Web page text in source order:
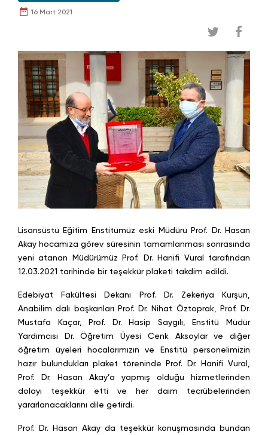
16 Mart 2021
Lisansüstü Eğitim Enstitümüz eski Müdürü Prof. Dr. Hasan
Akay hocamıza görev süresinin tamamlanması sonrasında
yeni atanan Müdürümüz Prof. Dr. Hanifi Vural tarafından
12.03.2021 tarihinde bir teşekkür plaketi takdim edildi.
Edebiyat Fakültesi Dekanı Prof. Dr. Zekeriya Kurşun,
Anabilim dalı başkanları Prof. Dr. Nihat Öztoprak, Prof. Dr.
Mustafa Kaçar, Prof. Dr. Hasip Saygılı, Enstitü Müdür
Yardımcısı Dr. Öğretim Üyesi Cenk Aksoylar ve diğer
öğretim üyeleri hocalarımızın ve Enstitü personelimizin
hazır bulundukları plaket töreninde Prof. Dr. Hanifi Vural,
Prof. Dr. Hasan Akay’a yapmış olduğu hizmetlerinden
dolayı teşekkür etti ve her daim tecrübelerinden
yararlanacaklarını dile getirdi.
Prof. Dr. Hasan Akay da teşekkür konuşmasında bundan